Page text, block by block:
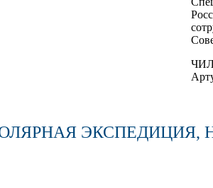
ЭКСПЕДИЦИЯ,